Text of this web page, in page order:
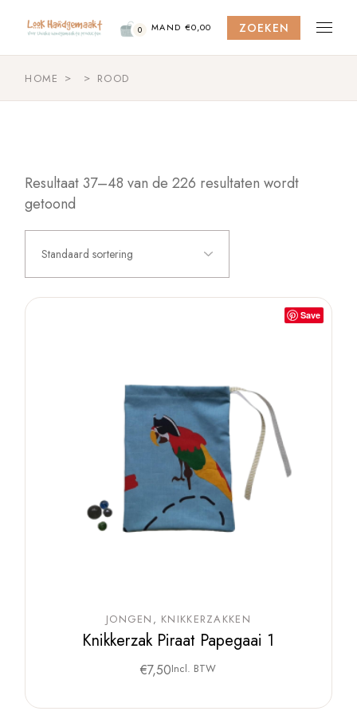
content
0 MAND €0,00 ZOEKEN
HOME ROOD
Resultaat 37–48 van de 226 resultaten wordt
getoond
Standaard sortering
Save
JONGEN KNIKKERZAKKEN
Knikkerzak Piraat Papegaai 1
€7,50Incl. BTW